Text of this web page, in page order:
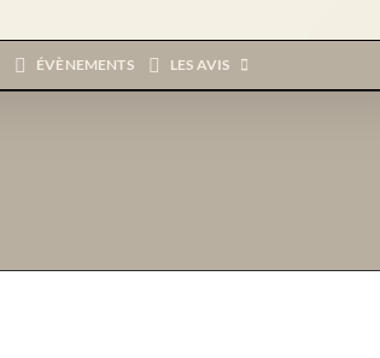
ÉVÈNEMENTS LES AVIS